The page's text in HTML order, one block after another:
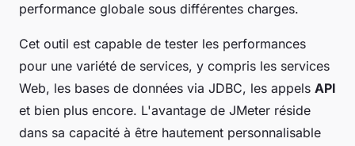
performance globale sous différentes charges.
Cet outil est capable de tester les performances
pour une variété de services, y compris les services
Web, les bases de données via JDBC, les appels API
et bien plus encore. L'avantage de JMeter réside
dans sa capacité à être hautement personnalisable